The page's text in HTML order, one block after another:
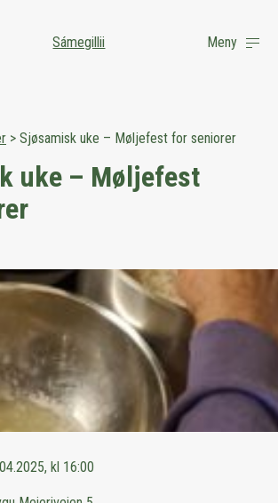
Sámegillii Meny
> Sjøsamisk uke – Møljefest for seniorer
uke – Møljefest
kl 16:00